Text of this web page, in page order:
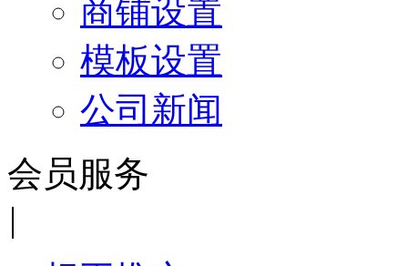
商铺设置
模板设置
公司新闻
会员服务
|